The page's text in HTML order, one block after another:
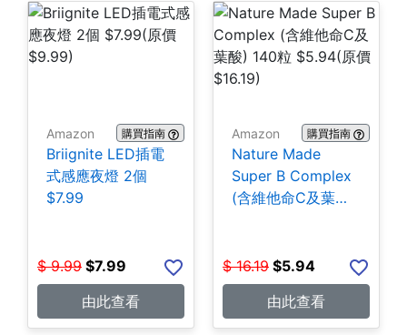
Amazon 購買指南
Briignite LED插電
式感應夜燈 2個
$7.99
$ 9.99 $7.99
由此查看
Amazon 購買指南
Nature Made
Super B Complex
(含維他命C及葉酸)
$ 16.19 $5.94
由此查看